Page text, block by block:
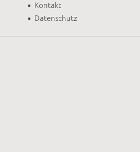
Kontakt
Datenschutz